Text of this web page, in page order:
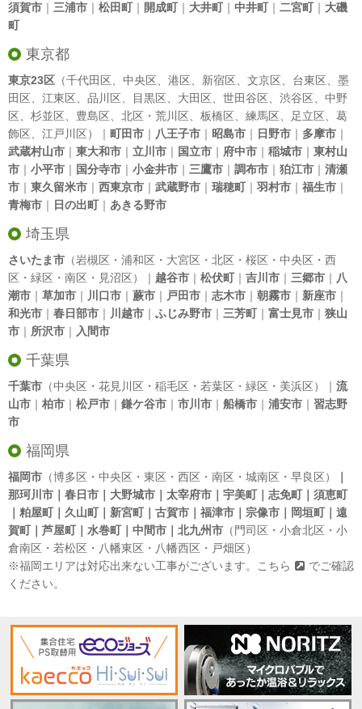
須賀市 ｜ 三浦市 ｜ 松田町｜ 開成町｜ 大井町｜ 中井町｜ 二宮町｜ 大磯
町
東京都
東京23区 （千代田区、 中央区、 港区、 新宿区、 文京区、 台東区、 墨
田区、 江東区、 品川区、 目黒区、 大田区、 世田谷区、 渋谷区、 中野
区、 杉並区、 豊島区、 北区 ・ 荒川区、 板橋区、 練馬区、 足立区、 葛
飾区、 江戸川区）｜ 町田市 ｜ 八王子市 ｜ 昭島市 ｜ 日野市 ｜ 多摩市 ｜
武蔵村山市 ｜ 東大和市 ｜ 立川市 ｜ 国立市 ｜ 府中市 ｜ 稲城市 ｜ 東村山
市 ｜ 小平市 ｜ 国分寺市 ｜ 小金井市 ｜ 三鷹市 ｜ 調布市 ｜ 狛江市 ｜ 清瀬
市 ｜ 東久留米市 ｜ 西東京市 ｜ 武蔵野市 ｜ 瑞穂町｜ 羽村市 ｜ 福生市 ｜
青梅市 ｜ 日の出町｜ あきる野市
埼玉県
さいたま市 （岩槻区・浦和区・大宮区・北区・桜区・中央区・西
区・緑区・南区・見沼区）｜ 越谷市 ｜ 松伏町｜ 吉川市 ｜ 三郷市 ｜ 八
潮市 ｜ 草加市 ｜ 川口市 ｜ 蕨市 ｜ 戸田市 ｜ 志木市 ｜ 朝霧市 ｜ 新座市 ｜
和光市 ｜ 春日部市 ｜ 川越市 ｜ ふじみ野市 ｜ 三芳町｜ 富士見市 ｜ 狭山
市 ｜ 所沢市 ｜ 入間市
千葉県
千葉市 （中央区・花見川区・稲毛区・若葉区・緑区・美浜区）｜ 流
山市 ｜ 柏市 ｜ 松戸市 ｜ 鎌ケ谷市 ｜ 市川市 ｜ 船橋市 ｜ 浦安市 ｜ 習志野
市
福岡県
福岡市 （博多区・中央区・東区・西区・南区・城南区・早良区）
那珂川市｜春日市｜大野城市｜太宰府市｜宇美町｜志免町｜須恵町
｜粕屋町｜久山町｜新宮町｜古賀市｜福津市｜宗像市｜岡垣町｜遠
賀町｜芦屋町｜水巻町｜中間市｜北九州市 （門司区・小倉北区・小
倉南区・若松区・八幡東区・八幡西区・戸畑区）
※福岡エリアは対応出来ない工事がございます。
こちら
でご確認
ください。